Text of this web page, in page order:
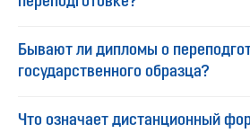
Бывают ли дипломы о
государственного образца?
Что означает дистанционный